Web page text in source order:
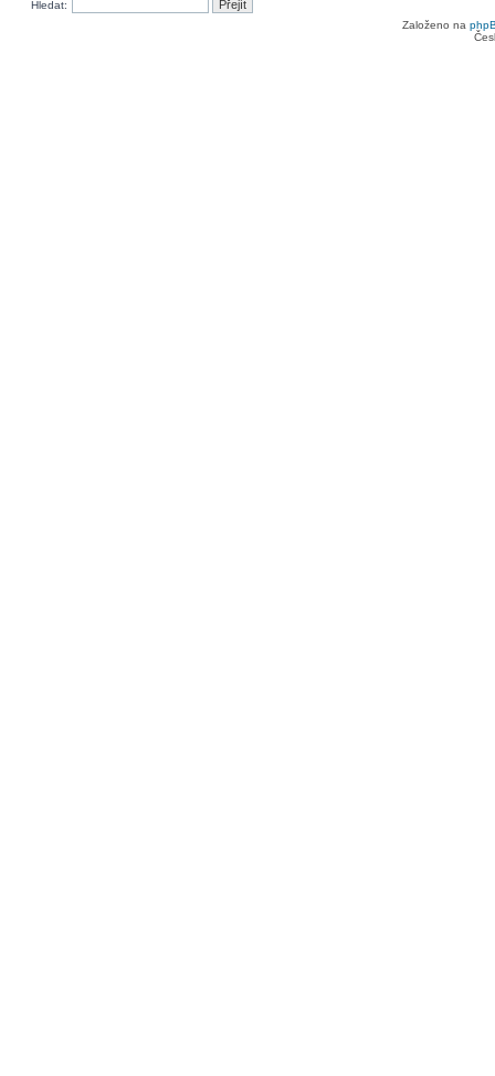
Hledat:
Založeno na